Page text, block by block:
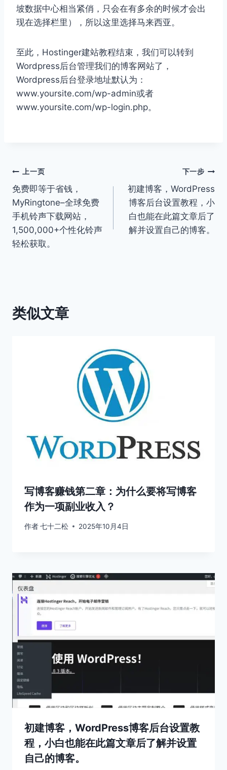
坡数据中心相当紧俏，只会在有多余的时候才会出
现在选择栏里），所以这里选择马来西亚。
至此，Hostinger建站教程结束，我们可以转到
Wordpress后台管理我们的博客网站了，
Wordpress后台登录地址默认为：
www.yoursite.com/wp-admin或者
www.yoursite.com/wp-login.php。
文
章
导
航
上一页
免费即等于省钱，
MyRingtone–全球免费
手机铃声下载网站，
1,500,000+个性化铃声
轻松获取。
下一步
初建博客，WordPress
博客后台设置教程，小
白也能在此篇文章后了
解并设置自己的博客。
类似文章
写博客赚钱第二章：为什么要将写博客
作为一项副业收入？
作者七十二松 2025年10月4日
初建博客，WordPress博客后台设置教
程，小白也能在此篇文章后了解并设置
自己的博客。